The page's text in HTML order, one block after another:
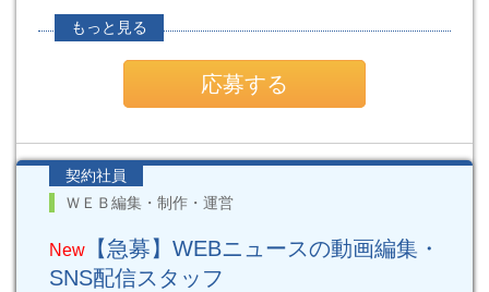
もっと見る
応募する
契約社員
ＷＥＢ編集・制作・運営
New
【急募】WEBニュースの動画編集・
SNS配信スタッフ